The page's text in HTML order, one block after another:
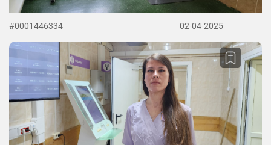
#0001446334 02-04-2025